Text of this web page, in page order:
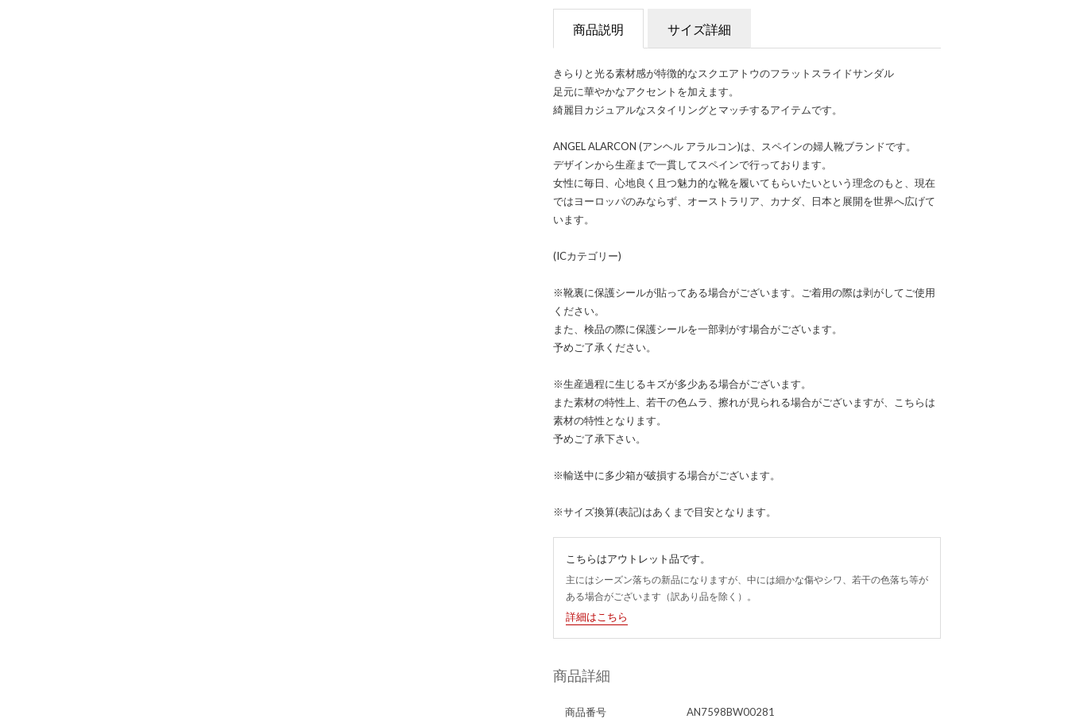
商品説明 サイズ詳細
きらりと光る素材感が特徴的なスクエアトウのフラットスライドサンダル
足元に華やかなアクセントを加えます。
綺麗目カジュアルなスタイリングとマッチするアイテムです。
ANGEL ALARCON (アンヘル アラルコン)は、スペインの婦人靴ブランドです。
デザインから生産まで一貫してスペインで行っております。
女性に毎日、心地良く且つ魅力的な靴を履いてもらいたいという理念のもと、現在
ではヨーロッパのみならず、オーストラリア、カナダ、日本と展開を世界へ広げて
います。
(ICカテゴリー)
※靴裏に保護シールが貼ってある場合がございます。ご着用の際は剥がしてご使用
ください。
また、検品の際に保護シールを一部剥がす場合がございます。
予めご了承ください。
※生産過程に生じるキズが多少ある場合がございます。
また素材の特性上、若干の色ムラ、擦れが見られる場合がございますが、こちらは
素材の特性となります。
予めご了承下さい。
※輸送中に多少箱が破損する場合がございます。
※サイズ換算(表記)はあくまで目安となります。
こちらはアウトレット品です。
主にはシーズン落ちの新品になりますが、中には細かな傷やシワ、若干の色落ち等が
ある場合がございます（訳あり品を除く）。
詳細はこちら
商品詳細
商品番号 AN7598BW00281